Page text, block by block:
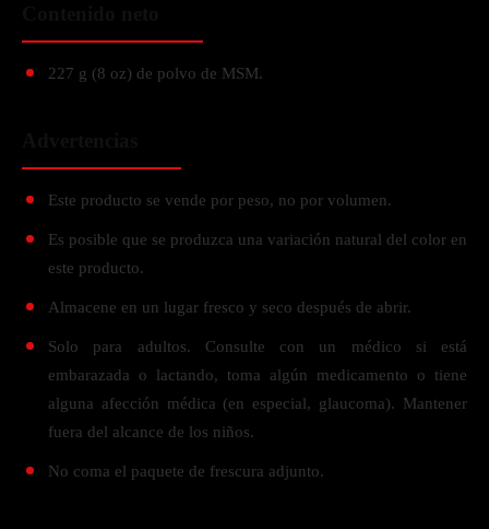
227 g (8 oz) de polvo de MSM.
Este producto se vende por peso, no por volumen.
Es posible que se produzca una variación natural del color en
este producto.
Almacene en un lugar fresco y seco después de abrir.
Solo para adultos. Consulte con un médico si está
embarazada o lactando, toma algún medicamento o tiene
alguna afección médica (en especial, glaucoma). Mantener
fuera del alcance de los niños.
No coma el paquete de frescura adjunto.